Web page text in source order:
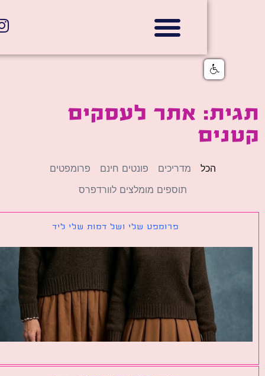
אתר לעסקים
מדריכים פונטים חינם
פרומפטים
תוספים מומלצים לוורדפרס
פרומפט שלי ושל דמות שלי ליד